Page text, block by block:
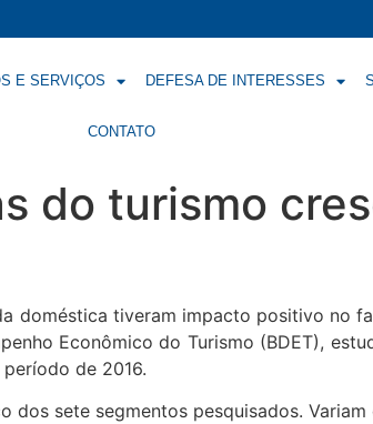
E SERVIÇOS DEFESA DE INTERESSES
CONTATO
do turismo
doméstica tiveram impacto positivo no
Econômico do Turismo (BDET),
de 2016.
sete segmentos pesquisados.